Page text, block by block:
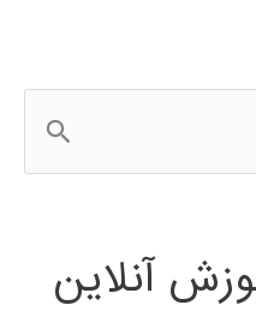
آنلاین